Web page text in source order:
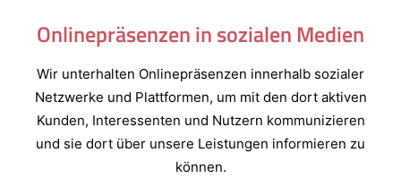
Onlinepräsenzen in sozialen Medien
Wir unterhalten Onlinepräsenzen innerhalb sozialer
Netzwerke und Plattformen, um mit den dort aktiven
Kunden, Interessenten und Nutzern kommunizieren
und sie dort über unsere Leistungen informieren zu
können.